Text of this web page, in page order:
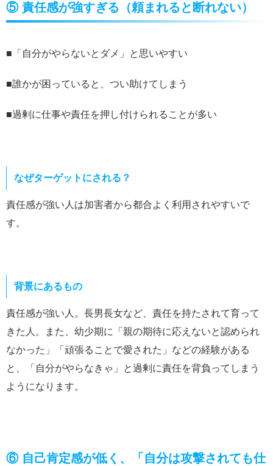
⑤ 責任感が強すぎる（頼まれると断れない）
■「自分がやらないとダメ」と思いやすい
■誰かが困っていると、つい助けてしまう
■過剰に仕事や責任を押し付けられることが多い
なぜターゲットにされる？
責任感が強い人は加害者から都合よく利用されやすいで
す。
背景にあるもの
責任感が強い人。長男長女など、責任を持たされて育って
きた人。また、幼少期に「親の期待に応えないと認められ
なかった」「頑張ることで愛された」などの経験がある
と、「自分がやらなきゃ」と過剰に責任を背負ってしまう
ようになります。
⑥ 自己肯定感が低く、「自分は攻撃されても仕